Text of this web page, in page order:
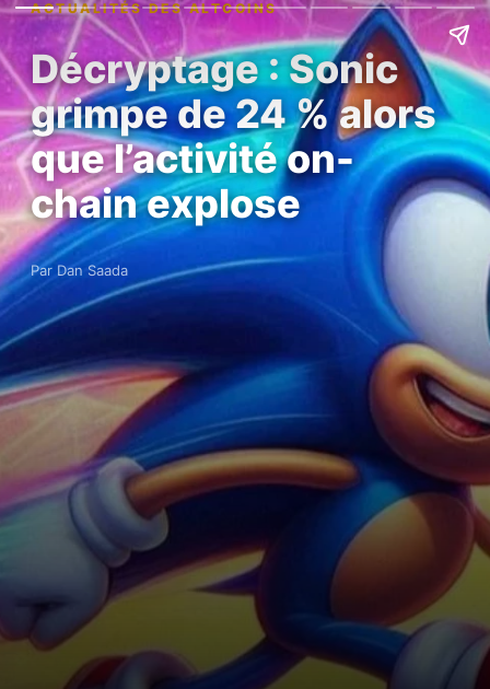
ACTUALITÉS DES ALTCOINS
Décryptage : Sonic
grimpe de 24 % alors
que l’activité on-
chain explose
Par Dan Saada